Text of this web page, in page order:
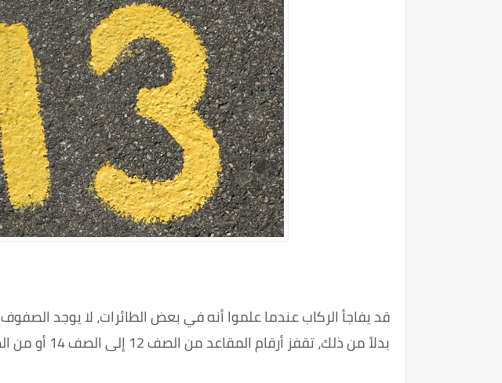
قد يفاجأ الركاب عندما علموا أنه في بعض الطائرات، لا يوجد الصفوف 13 و 17.
بدلاً من ذلك، تقفز أرقام المقاعد من الصف 12 إلى الصف 14 أو من الصف 16 إلى الصف 18.